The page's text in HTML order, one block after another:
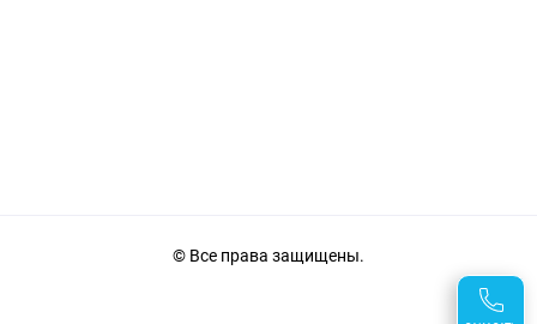
© Все права защищены.